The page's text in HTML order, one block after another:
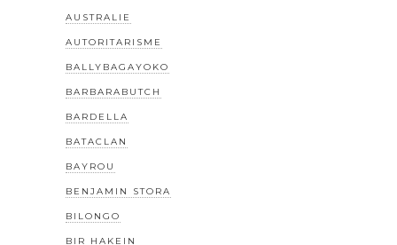
AUSTRALIE
AUTORITARISME
BALLYBAGAYOKO
BARBARABUTCH
BARDELLA
BATACLAN
BAYROU
BENJAMIN STORA
BILONGO
BIR HAKEIN